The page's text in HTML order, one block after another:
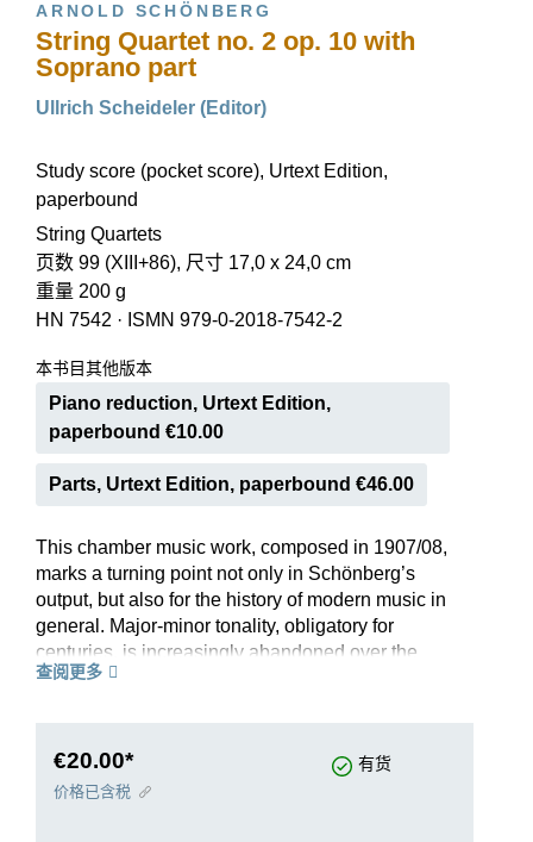
ARNOLD SCHÖNBERG
String Quartet no. 2 op. 10 with
Soprano part
Ullrich Scheideler (Editor)
Study score (pocket score), Urtext Edition,
paperbound
String Quartets
页数 99 (XIII+86), 尺寸 17,0 x 24,0 cm
重量 200 g
HN 7542 · ISMN 979-0-2018-7542-2
本书目其他版本
Piano reduction, Urtext Edition,
paperbound €10.00
Parts, Urtext Edition, paperbound €46.00
This chamber music work, composed in 1907/08,
marks a turning point not only in Schönberg’s
output, but also for the history of modern music in
general. Major-minor tonality, obligatory for
centuries, is increasingly abandoned over the
four movements in favour of a free atonality. This
last two movements, Schönberg includes a solo
soprano singing settings of two poems by Stefan
查阅更多
€20.00* 有货
价格已含税